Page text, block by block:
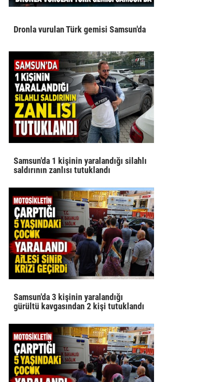
Dronla vurulan Türk gemisi Samsun'da
Samsun'da 1 kişinin yaralandığı silahlı
saldırının zanlısı tutuklandı
Samsun'da 3 kişinin yaralandığı
gürültü kavgasından 2 kişi tutuklandı